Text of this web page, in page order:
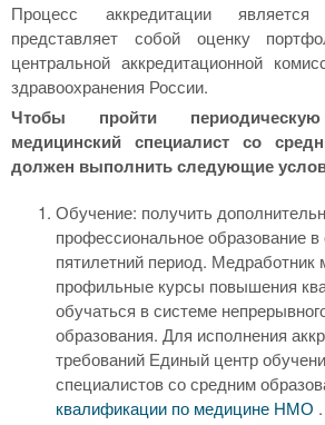
Процесс аккредитации
представляет собой оценку
центральной аккредитационной
здравоохранения России.
Чтобы пройти периодическую
медицинский специалист со
должен выполнить следующие
Обучение: получить
профессиональное образование
пятилетний период. Медработник
профильные курсы повышения
обучаться в системе
образования. Для исполнения
требований Единый центр
специалистов со средним
квалификации по медицине НМО .